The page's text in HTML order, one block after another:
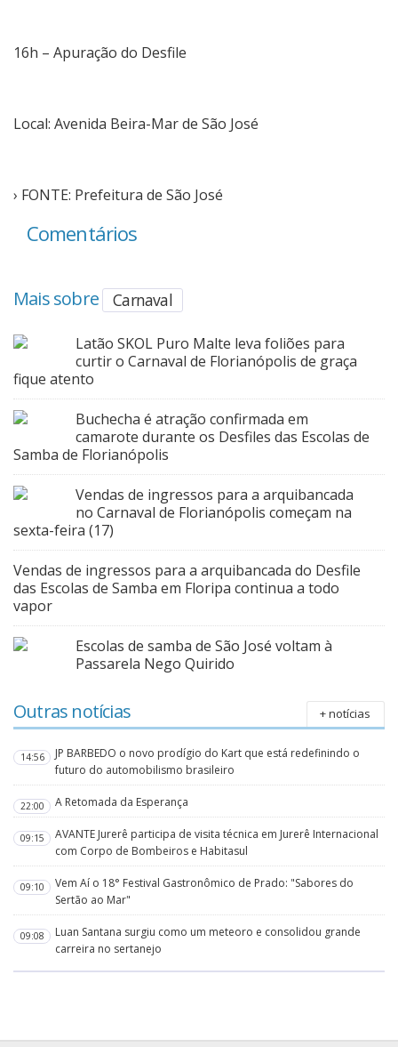
16h – Apuração do Desfile
Local: Avenida Beira-Mar de São José
› FONTE: Prefeitura de São José
Comentários
Mais sobre Carnaval
Latão SKOL Puro Malte leva foliões para
curtir o Carnaval de Florianópolis de graça
fique atento
Buchecha é atração confirmada em
camarote durante os Desfiles das Escolas de
Samba de Florianópolis
Vendas de ingressos para a arquibancada
no Carnaval de Florianópolis começam na
sexta-feira (17)
Vendas de ingressos para a arquibancada do Desfile
das Escolas de Samba em Floripa continua a todo
vapor
Escolas de samba de São José voltam à
Passarela Nego Quirido
Outras notícias + notícias
14:56
JP BARBEDO o novo prodígio do Kart que está redefinindo o
futuro do automobilismo brasileiro
22:00 A Retomada da Esperança
09:15
AVANTE Jurerê participa de visita técnica em Jurerê Internacional
com Corpo de Bombeiros e Habitasul
09:10
Vem Aí o 18° Festival Gastronômico de Prado: "Sabores do
Sertão ao Mar"
09:08
Luan Santana surgiu como um meteoro e consolidou grande
carreira no sertanejo